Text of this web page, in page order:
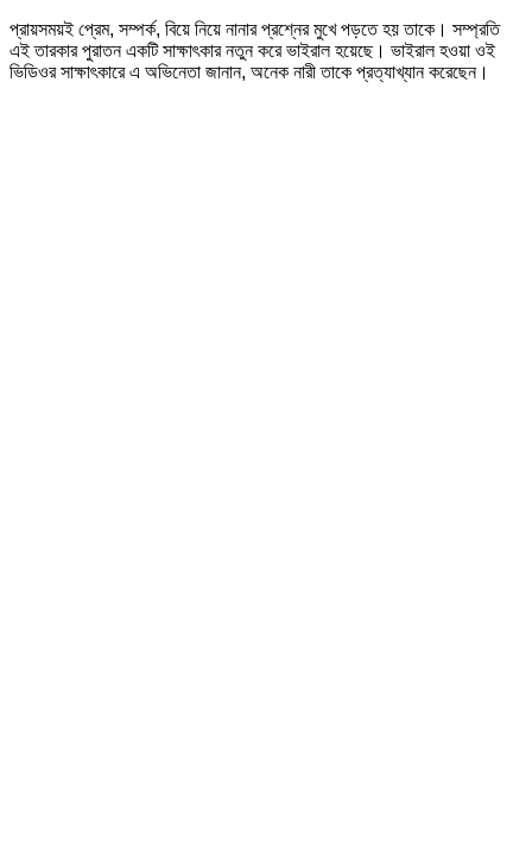
প্রায়সময়ই প্রেম, সম্পর্ক, বিয়ে নিয়ে নানার প্রশ্নের মুখে পড়তে হয় তাকে। সম্প্রতি
এই তারকার পুরাতন একটি সাক্ষাৎকার নতুন করে ভাইরাল হয়েছে। ভাইরাল হওয়া ওই
ভিডিওর সাক্ষাৎকারে এ অভিনেতা জানান, অনেক নারী তাকে প্রত্যাখ্যান করেছেন।